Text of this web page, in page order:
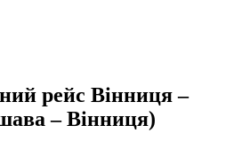
рейс Вінниця –
– Вінниця)